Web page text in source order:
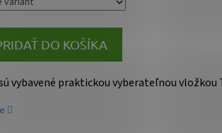
DO KOŠÍKA
vybavené praktickou vyberateľnou vložkou